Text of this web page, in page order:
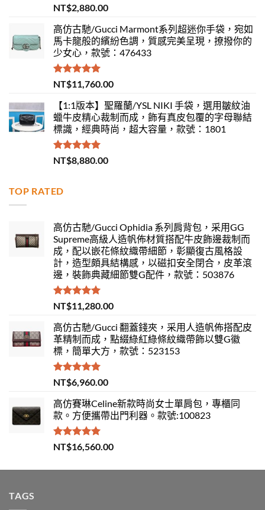
評分 5.00
滿分 5
NT$2,880.00
高仿古馳/Gucci Marmont系列超迷你手袋，宛如
馬卡龍般的繽紛色調，質感完美呈現，撩撥你的
少女心，款號：476433
評分5.00
滿分 5
NT$11,760.00
【1:1版本】聖羅蘭/YSL NIKI 手袋，選用皺紋油
蠟牛皮精心裁制而成，飾有真皮包覆的字母聯結
標識，經典時尚，超大容量，款號：1801
評分 5.00
滿分 5
NT$8,880.00
TOP RATED
高仿古馳/Gucci Ophidia 系列肩背包，采用GG
Supreme高級人造帆佈材質搭配牛皮飾邊裁制而
成，配以嵌花條紋織帶細節，彰顯復古風格設
計，造型頗具結構感，以磁扣安全閉合，皮革滾
邊，裝飾典藏細節雙G配件，款號：503876
評分5.00
滿分 5
NT$11,280.00
高仿古馳/Gucci 翻蓋錢夾，采用人造帆佈搭配皮
革精制而成，點綴綠紅綠條紋織帶飾以雙G徽
標，簡單大方，款號：523153
評分 5.00
滿分 5
NT$6,960.00
高仿賽琳Celine新款時尚女士單肩包，專櫃同
款。方便攜帶出門利器。款號:100823
評分5.00
滿分 5
NT$16,560.00
TAGS